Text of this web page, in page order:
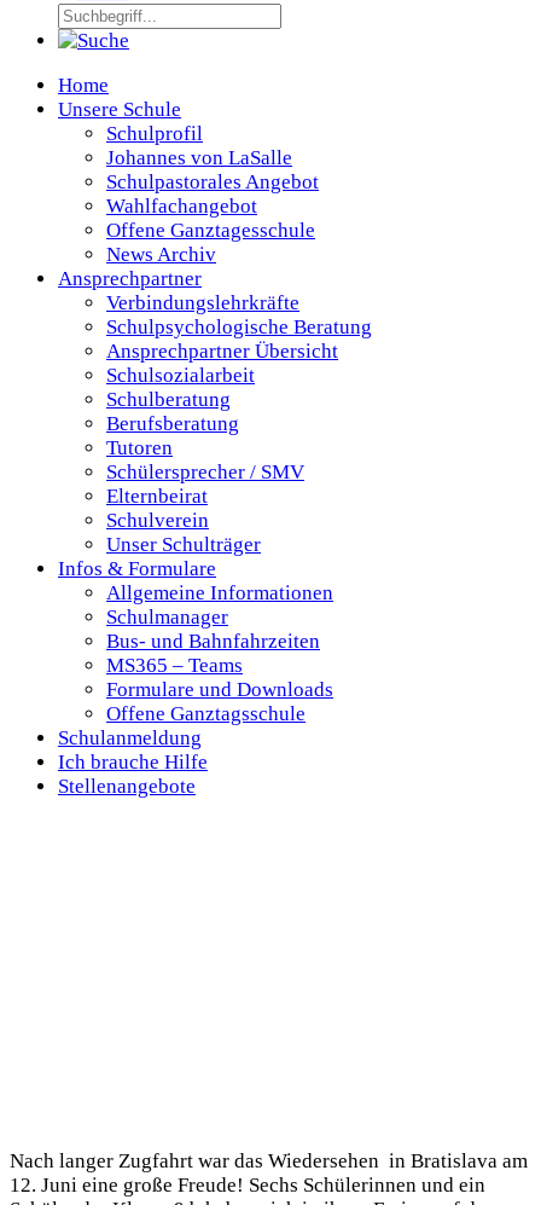
Home
Unsere Schule
Schulprofil
Johannes von LaSalle
Schulpastorales Angebot
Wahlfachangebot
Offene Ganztagesschule
News Archiv
Ansprechpartner
Verbindungslehrkräfte
Schulpsychologische Beratung
Ansprechpartner Übersicht
Schulsozialarbeit
Schulberatung
Berufsberatung
Tutoren
Schülersprecher / SMV
Elternbeirat
Schulverein
Unser Schulträger
Infos & Formulare
Allgemeine Informationen
Schulmanager
Bus- und Bahnfahrzeiten
MS365 – Teams
Formulare und Downloads
Offene Ganztagsschule
Schulanmeldung
Ich brauche Hilfe
Stellenangebote
Nach langer Zugfahrt war das Wiedersehen in Bratislava am
12. Juni eine große Freude! Sechs Schülerinnen und ein